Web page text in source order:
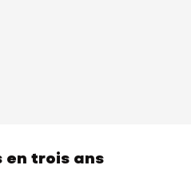
en trois ans